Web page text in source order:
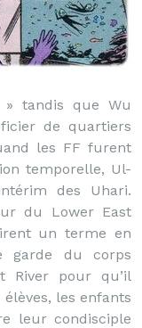
tandis que Wu
de quartiers
les FF furent
temporelle, Ul-
des Uhari.
du Lower East
un terme en
garde du corps
River pour qu’il
élèves, les enfants
leur condisciple